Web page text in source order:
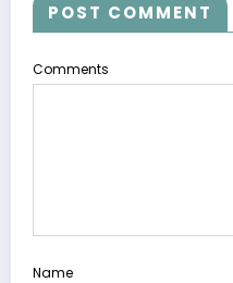
POST COMMENT
Comments
Name